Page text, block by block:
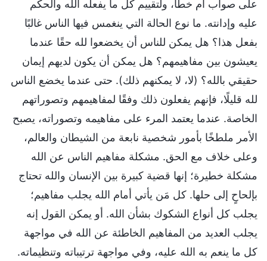
على صواب أم خطأ، ولتقييم كل ما يفعله الله والحكم
عليه وإدانته. ما نوع الحالة التي ينغمس فيها الناس غالبًا
بفعل هذا؟ هل يمكن للناس أن يخضعوا لله حقًا عندما
يعيشون بين مفاهيمهم؟ هل يمكن أن يكون لديهم إيمان
حقيقي بالله؟ (لا، لا يمكنهم ذلك). حتى عندما يخضع الناس
لله قليلًا، فإنهم يفعلون ذلك وفقًا لمفاهيمهم وتصوراتهم
الخاصة. عندما يعتمد المرء على مفاهيمه وتصوراته، يصبح
الأمر ملطخًا بأمور شخصية نابعة من الشيطان والعالم،
وعلى خلاف مع الحق. مشكلة مفاهيم الناس عن الله
مشكلة خطيرة؛ إنها قضية كبيرة بين الإنسان والله تحتاج
بإلحاحٍ إلى حلها. كل مَن يأتي أمام الله يجلب مفاهيم؛
يجلب كل أنواع الشكوك بشأن الله. أو يمكن القول إنه
يجلب العديد من المفاهيم الخاطئة عن الله في مواجهة
كل ما ينعم به الله عليه، وفي مواجهة ترتيباته وتنظيماته.